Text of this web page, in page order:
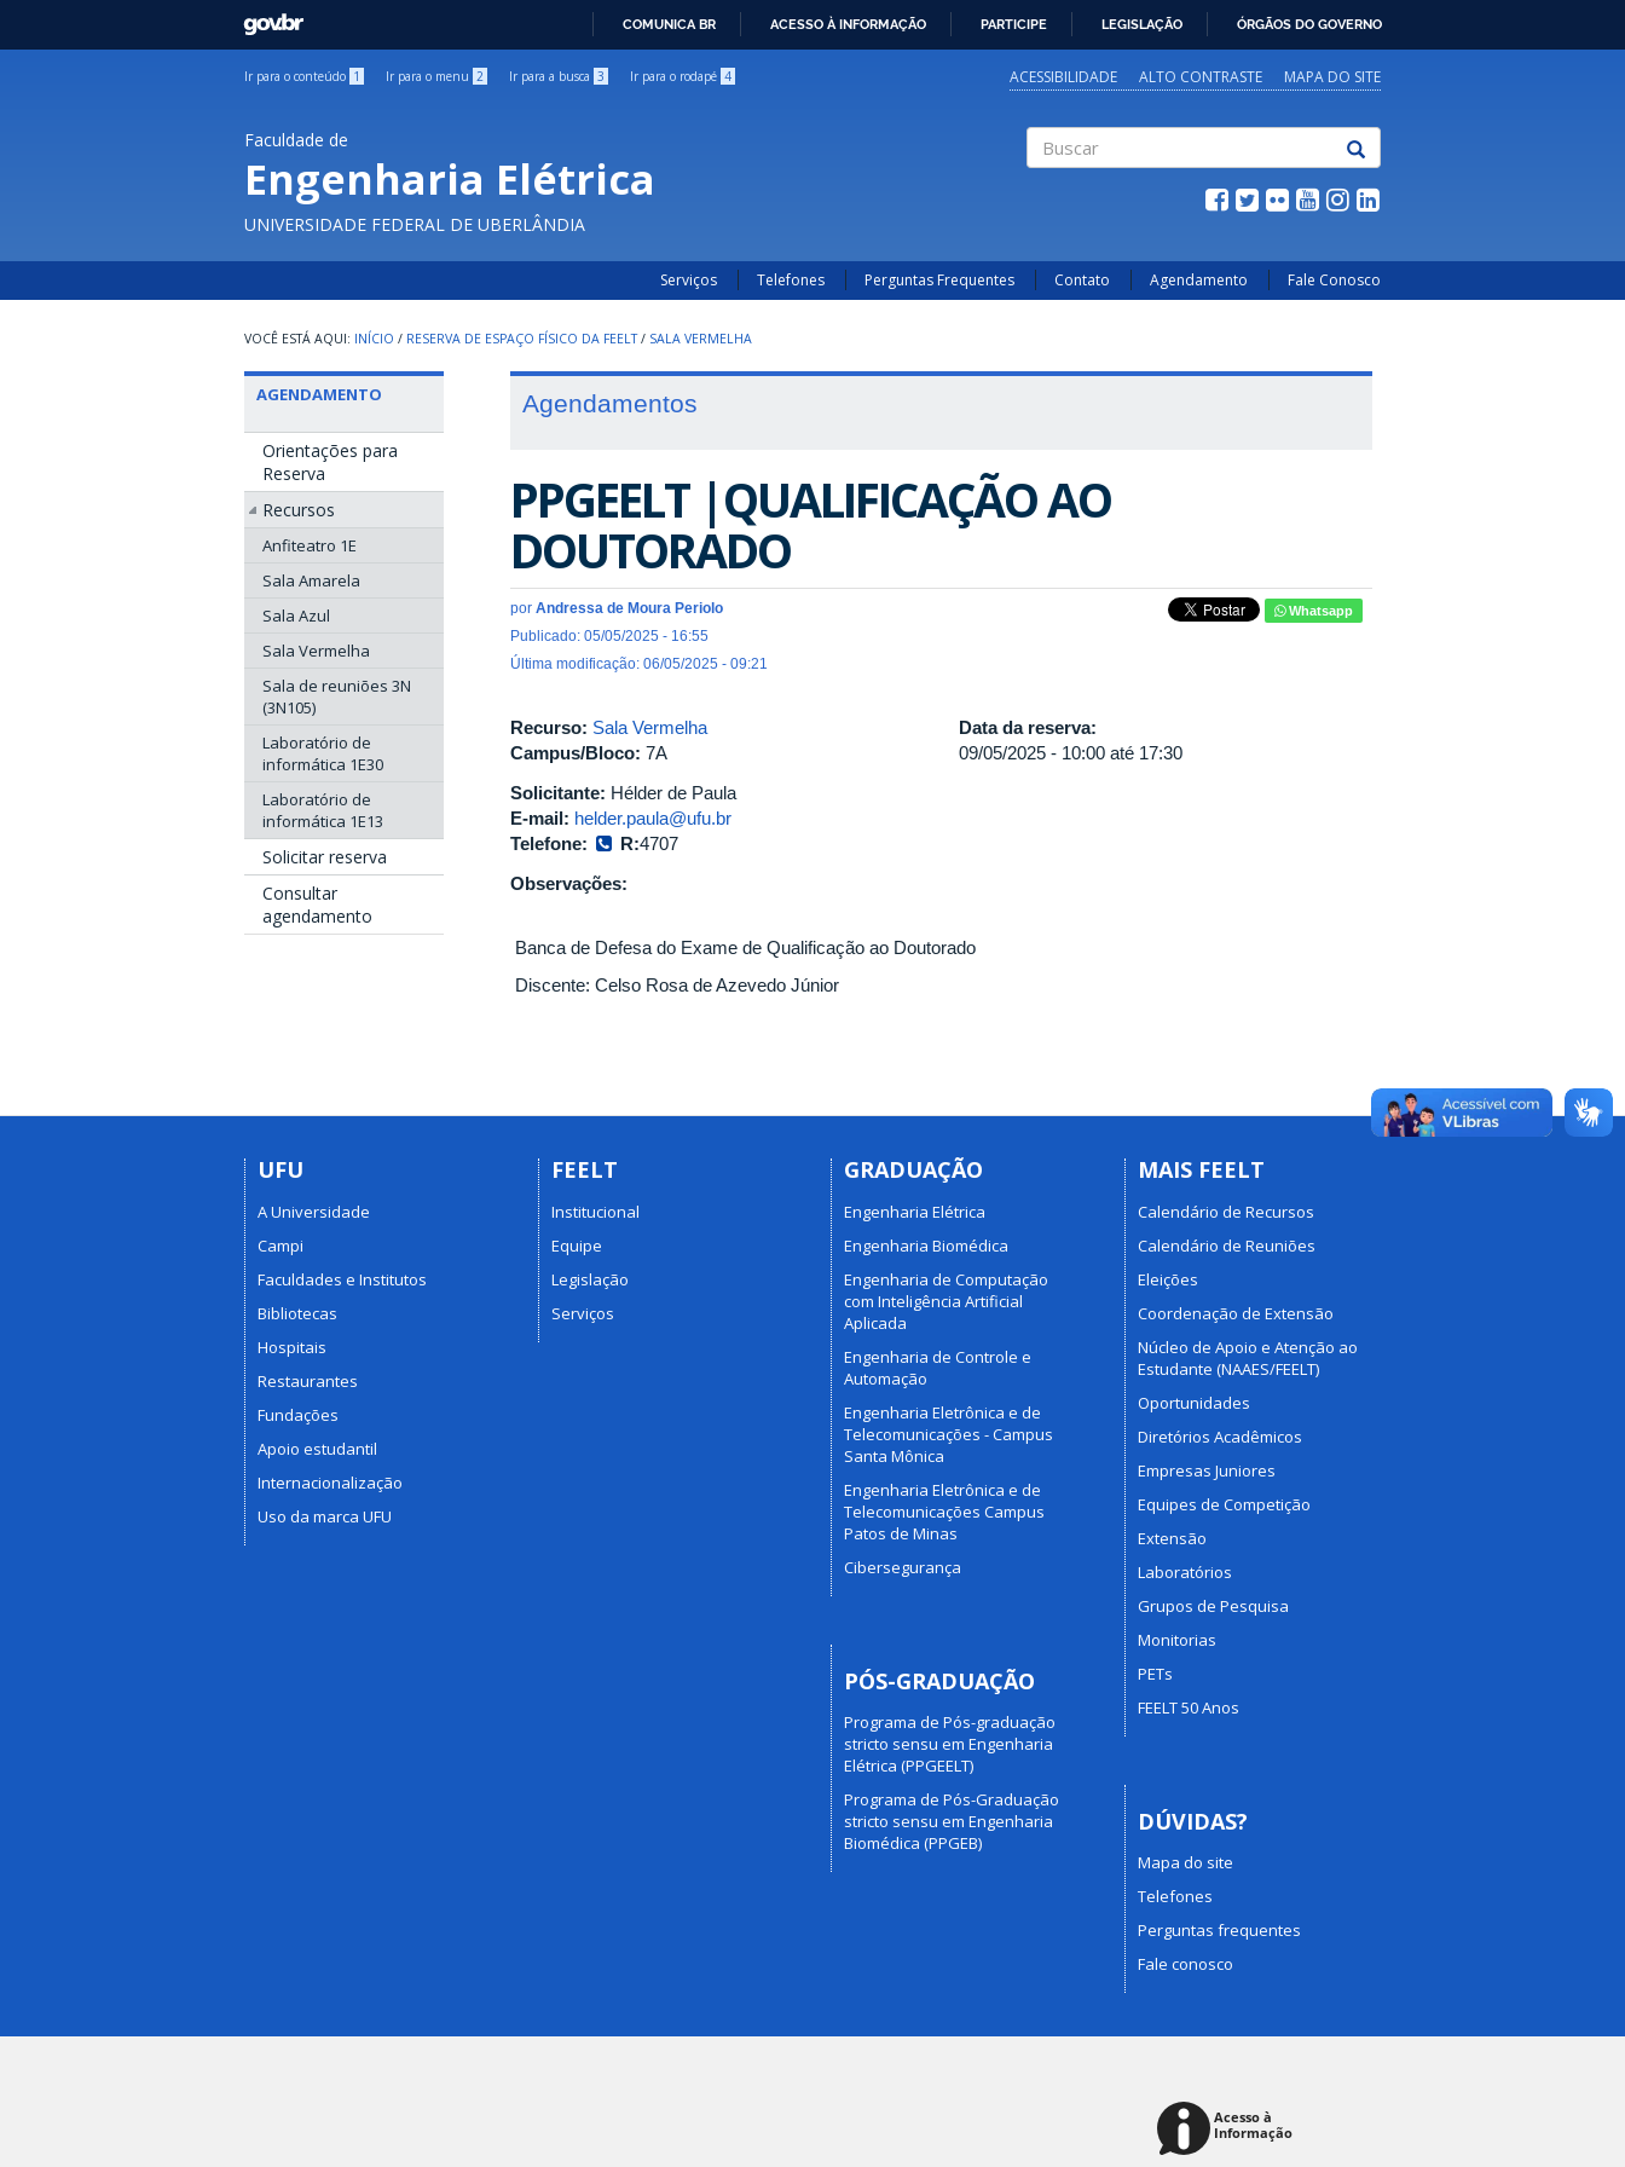
GOVBR
COMUNICA BR ACESSO À INFORMAÇÃO PARTICIPE LEGISLAÇÃO ÓRGÃOS DO GOVERNO
Ir para o conteúdo 1 Ir para o menu 2 Ir para a busca 3 Ir para o rodapé 4 ACESSIBILIDADE ALTO CONTRASTE MAPA DO SITE
Faculdade de
Engenharia Elétrica
UNIVERSIDADE FEDERAL DE UBERLÂNDIA
Serviços Telefones Perguntas Frequentes Contato Agendamento Fale Conosco
INÍCIO / RESERVA DE ESPAÇO FÍSICO DA FEELT / SALA VERMELHA
AGENDAMENTO
Orientações para
Reserva
Recursos
Anfiteatro 1E
Sala Amarela
Sala Azul
Sala Vermelha
Sala de reuniões 3N
(3N105)
Laboratório de
informática 1E30
Laboratório de
informática 1E13
Solicitar reserva
Consultar
agendamento
Agendamentos
PPGEELT |QUALIFICAÇÃO AO
DOUTORADO
por Andressa de Moura Periolo
Publicado: 05/05/2025 - 16:55
Última modificação: 06/05/2025 - 09:21
Whatsapp
Recurso: Sala Vermelha
Campus/Bloco: 7A
Solicitante: Hélder de Paula
E-mail: helder.paula@ufu.br
Telefone:
R:4707
Data da reserva:
09/05/2025 - 10:00 até 17:30
Observações:
Banca de Defesa do Exame de Qualificação ao Doutorado
Discente: Celso Rosa de Azevedo Júnior
UFU
A Universidade
Campi
Faculdades e Institutos
Bibliotecas
Hospitais
Restaurantes
Fundações
Apoio estudantil
Internacionalização
Uso da marca UFU
FEELT
Institucional
Equipe
Legislação
Serviços
GRADUAÇÃO
Engenharia Elétrica
Engenharia Biomédica
Engenharia de Computação
com Inteligência Artificial
Aplicada
Engenharia de Controle e
Automação
Engenharia Eletrônica e de
Telecomunicações - Campus
Santa Mônica
Engenharia Eletrônica e de
Telecomunicações Campus
Patos de Minas
Cibersegurança
PÓS-GRADUAÇÃO
Programa de Pós-graduação
stricto sensu em Engenharia
Elétrica (PPGEELT)
Programa de Pós-Graduação
stricto sensu em Engenharia
Biomédica (PPGEB)
MAIS FEELT
Calendário de Recursos
Calendário de Reuniões
Eleições
Coordenação de Extensão
Núcleo de Apoio e Atenção ao
Estudante (NAAES/FEELT)
Oportunidades
Diretórios Acadêmicos
Empresas Juniores
Equipes de Competição
Extensão
Laboratórios
Grupos de Pesquisa
Monitorias
PETs
FEELT 50 Anos
DÚVIDAS?
Mapa do site
Telefones
Perguntas frequentes
Fale conosco